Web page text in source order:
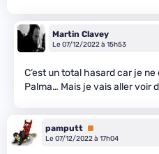
Martin Clavey
Le 07/12/2022 à 15h53
C’est un total hasard car je
Palma… Mais je vais aller voir
pamputt Premium
Le 07/12/2022 à 17h04